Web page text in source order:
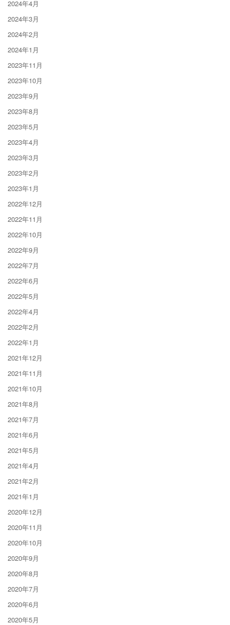
2024年4月
2024年3月
2024年2月
2024年1月
2023年11月
2023年10月
2023年9月
2023年8月
2023年5月
2023年4月
2023年3月
2023年2月
2023年1月
2022年12月
2022年11月
2022年10月
2022年9月
2022年7月
2022年6月
2022年5月
2022年4月
2022年2月
2022年1月
2021年12月
2021年11月
2021年10月
2021年8月
2021年7月
2021年6月
2021年5月
2021年4月
2021年2月
2021年1月
2020年12月
2020年11月
2020年10月
2020年9月
2020年8月
2020年7月
2020年6月
2020年5月